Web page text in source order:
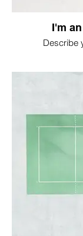
I'm
Describe